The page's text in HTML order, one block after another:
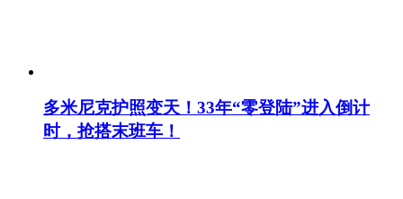
多米尼克护照变天！33年“零登陆”进入倒计
时，抢搭末班车！